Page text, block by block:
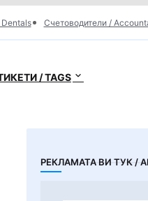
Счетоводители /
/ TAGS
РЕКЛАМАТА ВИ ТУК /